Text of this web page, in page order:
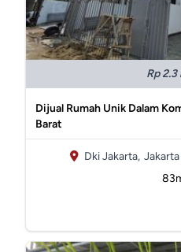
Rp 2.3
Dijual Rumah Unik Dalam
Barat
Dki Jakarta,